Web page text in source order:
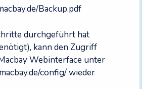
Backup.pdf
durchgeführt hat
kann den Zugriff
Webinterface unter
config/ wieder